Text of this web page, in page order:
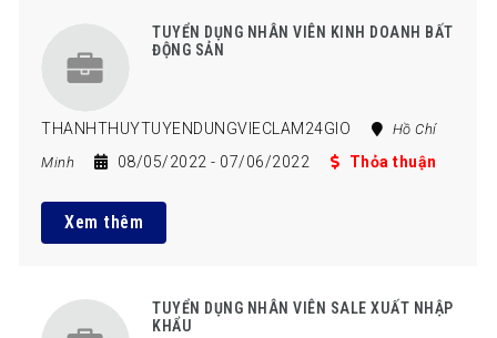
TUYỂN DỤNG NHÂN VIÊN KINH DOANH BẤT
ĐỘNG SẢN
THANHTHUYTUYENDUNGVIECLAM24GIO
Hồ Chí
Minh
08/05/2022- 07/06/2022 Thỏa thuận
Xem thêm
TUYỂN DỤNG NHÂN VIÊN SALE XUẤT NHẬP
KHẨU